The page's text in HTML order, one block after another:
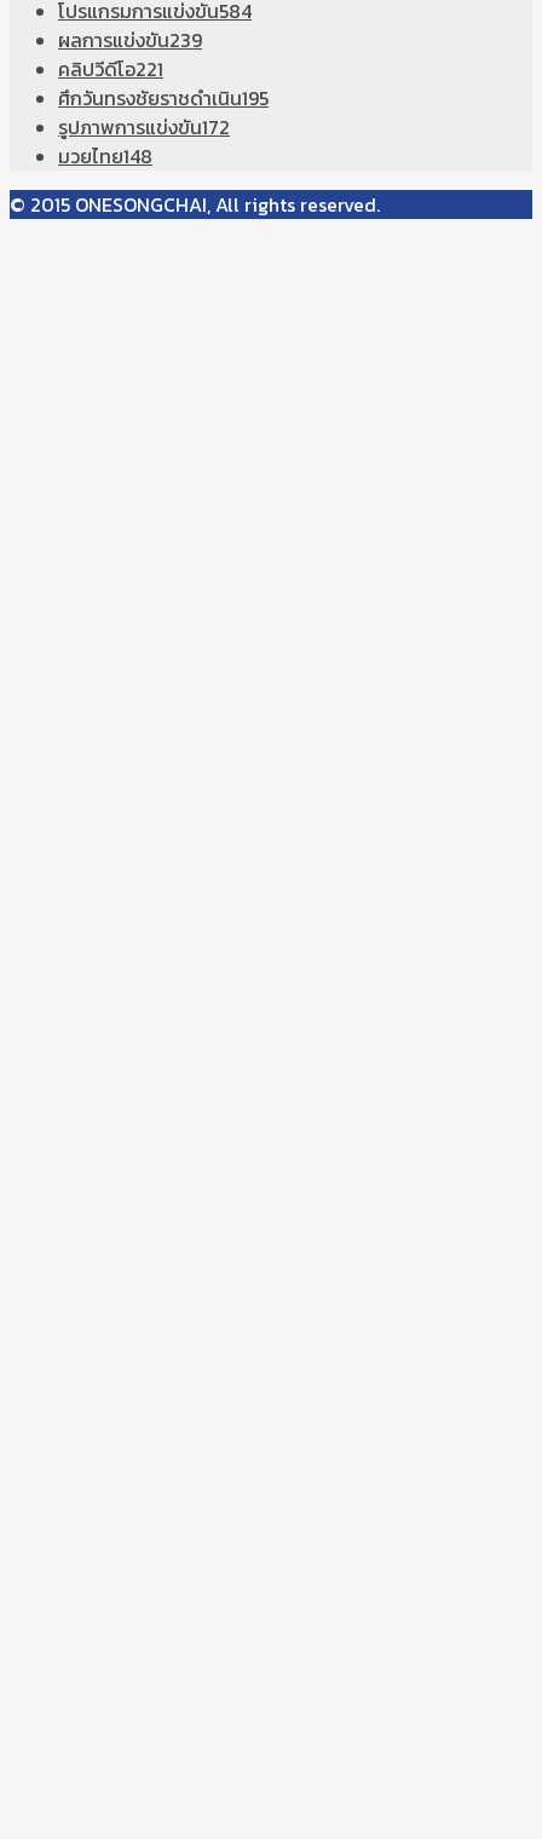
โปรแกรมการแข่งขัน584
ผลการแข่งขัน239
คลิปวีดีโอ221
ศึกวันทรงชัยราชดำเนิน195
รูปภาพการแข่งขัน172
มวยไทย148
© 2015 ONESONGCHAI, All rights reserved.